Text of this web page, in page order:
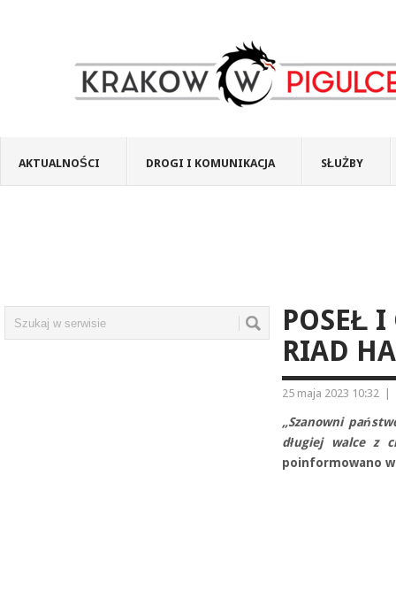
AKTUALNOŚCI DROGI I KOMUNIKACJA SŁUŻBY
POSEŁ
RIAD
25 maja 2023 10:32
„Szanowni
długiej walce z
poinformowano